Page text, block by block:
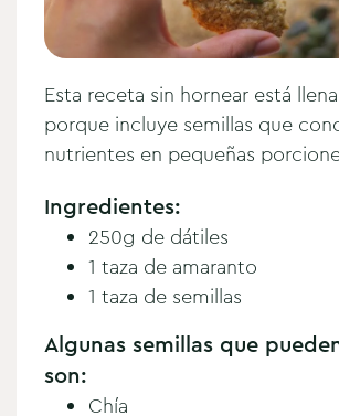
Esta receta sin hornear está
porque incluye semillas que
nutrientes en pequeñas
Ingredientes:
250g de dátiles
1 taza de amaranto
1 taza de semillas
Algunas semillas que
son:
Chía